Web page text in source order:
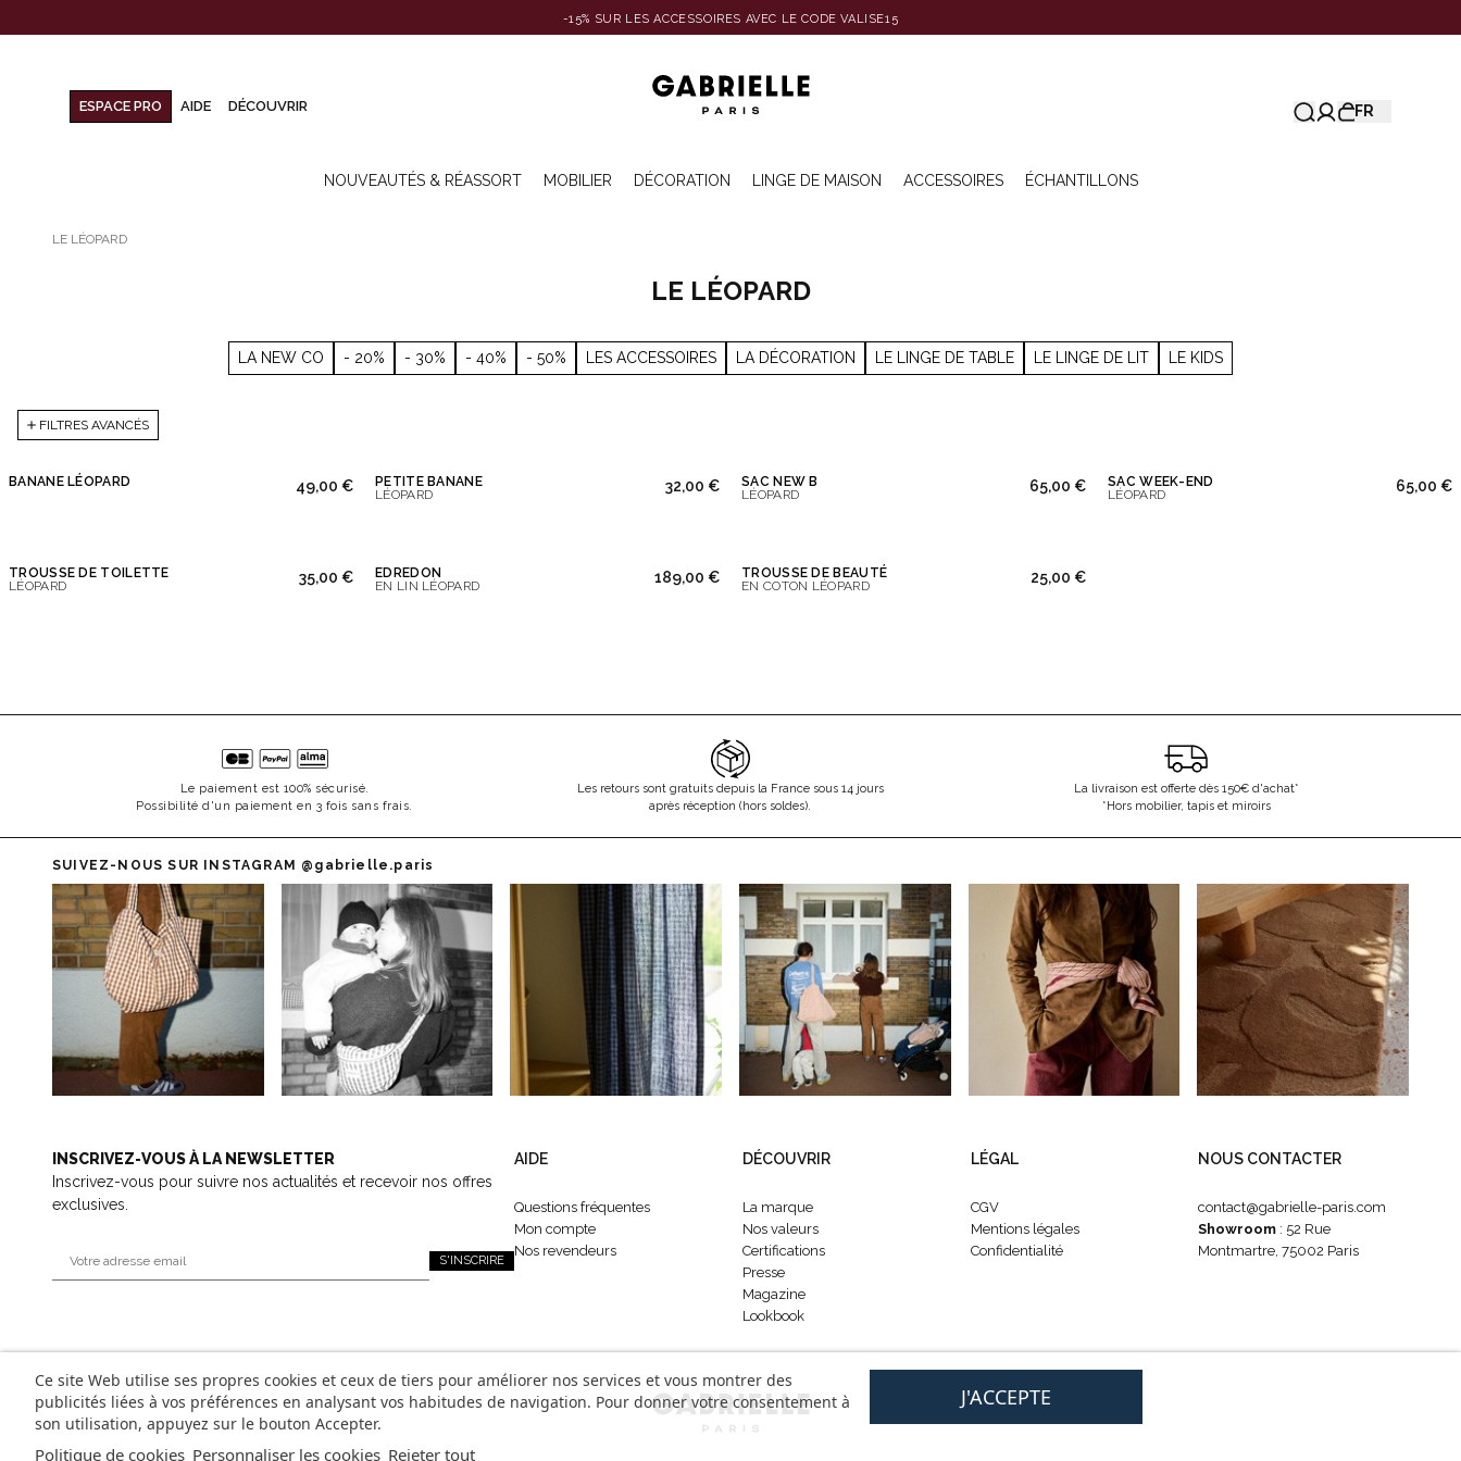
-15% SUR LES ACCESSOIRES AVEC LE CODE VALISE15
ESPACE PRO AIDE DÉCOUVRIR FR
NOUVEAUTÉS & RÉASSORT MOBILIER DÉCORATION LINGE DE MAISON ACCESSOIRES ÉCHANTILLONS
LE LÉOPARD
LE LÉOPARD
LA NEW CO - 20% - 30% - 40% - 50% LES ACCESSOIRES LA DÉCORATION LE LINGE DE TABLE LE LINGE DE LIT LE KIDS
FILTRES AVANCÉS
BANANE LÉOPARD 49,00 €
PETITE BANANE
LÉOPARD
32,00 €
SAC NEW B
LÉOPARD
65,00 €
SAC WEEK-END
LÉOPARD
65,00 €
TROUSSE DE TOILETTE
LÉOPARD
35,00 €
EDREDON
EN LIN LÉOPARD
189,00 €
TROUSSE DE BEAUTÉ
EN COTON LÉOPARD
25,00 €
Le paiement est 100% sécurisé.
Possibilité d'un paiement en 3 fois sans frais.
Les retours sont gratuits depuis la France sous 14 jours
après réception (hors soldes).
La livraison est offerte dès 150€ d'achat*
*Hors mobilier, tapis et miroirs
SUIVEZ-NOUS SUR INSTAGRAM @gabrielle.paris
INSCRIVEZ-VOUS À LA NEWSLETTER
Inscrivez-vous pour suivre nos actualités et recevoir nos offres
exclusives.
S'INSCRIRE
AIDE
Questions fréquentes
Mon compte
Nos revendeurs
DÉCOUVRIR
La marque
Nos valeurs
Certifications
Presse
Magazine
Lookbook
LÉGAL
CGV
Mentions légales
Confidentialité
NOUS CONTACTER
contact@gabrielle-paris.com
Showroom : 52 Rue
Montmartre, 75002 Paris
Ce site Web utilise ses propres cookies et ceux de tiers pour améliorer nos services et vous montrer des
publicités liées à vos préférences en analysant vos habitudes de navigation. Pour donner votre consentement à
son utilisation, appuyez sur le bouton Accepter.
Politique de cookies Personnaliser les cookies Rejeter tout
J'ACCEPTE